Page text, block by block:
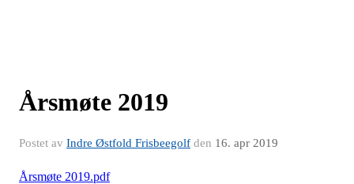
Årsmøte 2019
Postet av Indre Østfold Frisbeegolf den 16. apr 2019
Årsmøte 2019.pdf